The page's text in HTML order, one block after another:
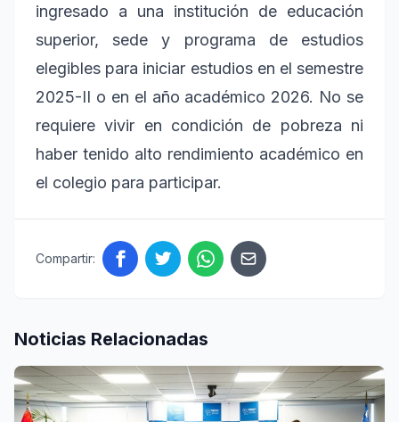
ingresado a una institución de educación
superior, sede y programa de estudios
elegibles para iniciar estudios en el semestre
2025-II o en el año académico 2026. No se
requiere vivir en condición de pobreza ni
haber tenido alto rendimiento académico en
el colegio para participar.
Compartir:
Noticias Relacionadas